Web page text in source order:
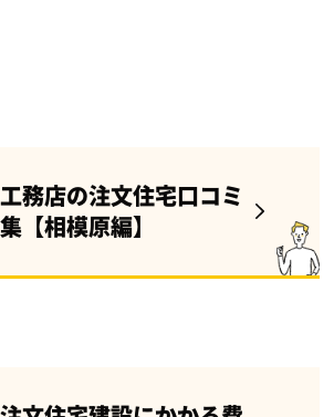
務店の注文住宅口コミ
集【相模原編】